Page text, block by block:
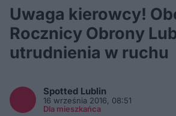
Uwaga kierowcy!
Rocznicy Obrony
utrudnienia w ruchu
Spotted Lublin
16 września 2016, 08:51
Dla mieszkańca